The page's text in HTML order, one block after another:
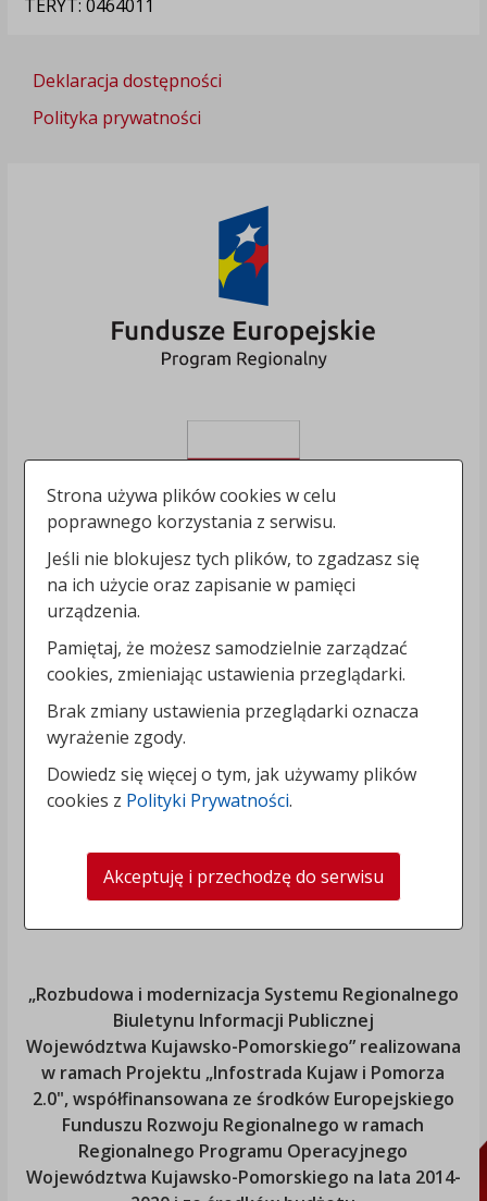
TERYT: 0464011
Deklaracja dostępności
Polityka prywatności
„Rozbudowa i modernizacja Systemu Regionalnego
Biuletynu Informacji Publicznej
Województwa Kujawsko-Pomorskiego” realizowana
w ramach Projektu „Infostrada Kujaw i Pomorza
2.0", współfinansowana ze środków Europejskiego
Funduszu Rozwoju Regionalnego w ramach
Regionalnego Programu Operacyjnego
Województwa Kujawsko-Pomorskiego na lata 2014-
Strona używa plików cookies w celu
poprawnego korzystania z serwisu.
Jeśli nie blokujesz tych plików, to zgadzasz się
na ich użycie oraz zapisanie w pamięci
urządzenia.
Pamiętaj, że możesz samodzielnie zarządzać
cookies, zmieniając ustawienia przeglądarki.
Brak zmiany ustawienia przeglądarki oznacza
wyrażenie zgody.
Dowiedz się więcej o tym, jak używamy plików
cookies z Polityki Prywatności.
Akceptuję i przechodzę do serwisu